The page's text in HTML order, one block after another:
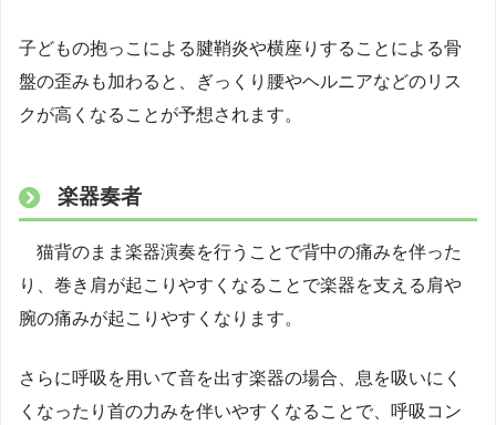
子どもの抱っこによる腱鞘炎や横座りすることによる骨
盤の歪みも加わると、ぎっくり腰やヘルニアなどのリス
クが高くなることが予想されます。
楽器奏者
猫背のまま楽器演奏を行うことで背中の痛みを伴った
り、巻き肩が起こりやすくなることで楽器を支える肩や
腕の痛みが起こりやすくなります。
さらに呼吸を用いて音を出す楽器の場合、息を吸いにく
くなったり首の力みを伴いやすくなることで、呼吸コン